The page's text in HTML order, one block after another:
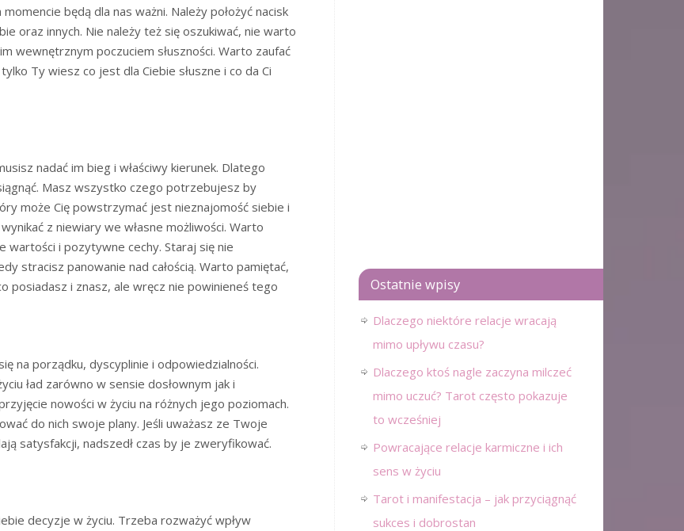
będą dla nas ważni. Należy położyć nacisk
oraz innych. Nie należy też się oszukiwać, nie warto
wewnętrznym poczuciem słuszności. Warto zaufać
Ty wiesz co jest dla Ciebie słuszne i co da Ci
nadać im bieg i właściwy kierunek. Dlatego
Masz wszystko czego potrzebujesz by
może Cię powstrzymać jest nieznajomość siebie i
z niewiary we własne możliwości. Warto
wartości i pozytywne cechy. Staraj się nie
stracisz panowanie nad całością. Warto pamiętać,
posiadasz i znasz, ale wręcz nie powinieneś tego
na porządku, dyscyplinie i odpowiedzialności.
ład zarówno w sensie dosłownym jak i
nowości w życiu na różnych jego poziomach.
do nich swoje plany. Jeśli uważasz ze Twoje
satysfakcji, nadszedł czas by je zweryfikować.
decyzje w życiu. Trzeba rozważyć wpływ
Ostatnie wpisy
Dlaczego niektóre relacje wracają
mimo upływu czasu?
Dlaczego ktoś nagle zaczyna milczeć
mimo uczuć? Tarot często pokazuje
to wcześniej
Powracające relacje karmiczne i ich
sens w życiu
Tarot i manifestacja – jak przyciągnąć
sukces i dobrostan